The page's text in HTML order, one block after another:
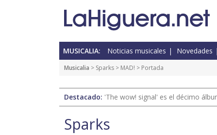
MUSICALIA: Noticias musicales Novedades
Musicalia > Sparks > MAD! > Portada
Destacado: 'The wow! signal' es el décimo
Sparks